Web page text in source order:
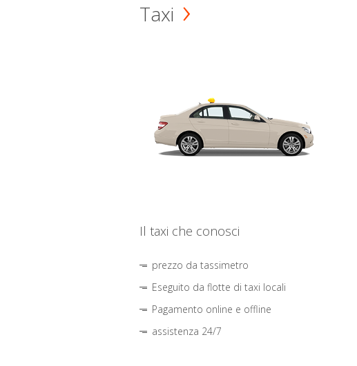
Taxi
Il taxi che conosci
prezzo da tassimetro
Eseguito da flotte di taxi locali
Pagamento online e offline
assistenza 24/7